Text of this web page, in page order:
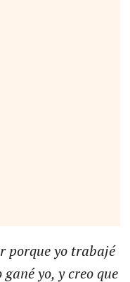
porque yo trabajé
yo, y creo que